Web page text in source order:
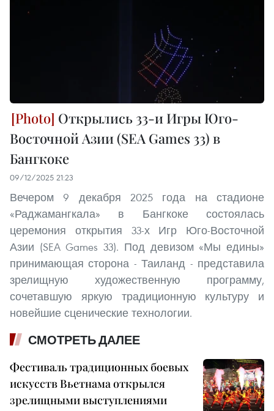
Открылись 33-и Игры Юго-
Восточной Азии (SEA Games 33) в
Бангкоке
09/12/2025 21:23
Вечером 9 декабря 2025 года на стадионе
«Раджамангкала» в Бангкоке состоялась
церемония открытия 33-х Игр Юго-Восточной
Азии (SEA Games 33). Под девизом «Мы едины»
принимающая сторона - Таиланд - представила
зрелищную художественную программу,
сочетавшую яркую традиционную культуру и
новейшие сценические технологии.
СМОТРЕТЬ ДАЛЕЕ
Фестиваль традиционных боевых
искусств Вьетнама открылся
зрелищными выступлениями